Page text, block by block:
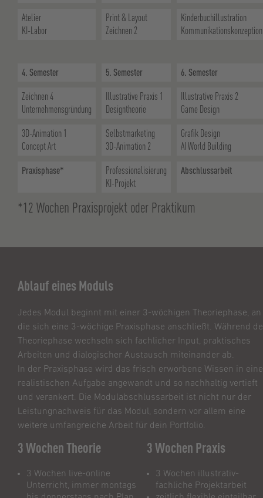
Atelier
KI-Labor
Print & Layout
Zeichnen 2
Kinderbuchillustration
Kommunikationskonzeption
4. Semester 5. Semester
6. Semester
Zeichnen 4
Unternehmensgründung
Illustrative Praxis 1
Designtheorie
Illustrative Praxis 2
Game Design
3D-Animation 1
Concept Art
Selbstmarketing
3D-Animation 2
Grafik Design
AI World Building
Praxisphase*
Professionalisierung
KI-Projekt
Abschlussarbeit
*12 Wochen Praxisprojekt oder Praktikum
Ablauf eines Moduls
Jedes Modul beginnt mit einer 3-wöchigen Theoriephase, an
die sich eine 3-wöchige Praxisphase anschließt. Während
Theoriephase wechseln sich fachlicher Input, praktisches
Arbeiten und dialogischer Austausch miteinander ab.
In der Praxisphase wird das frisch erworbene Wissen in
realistischen Aufgabe angewandt und so nachhaltig vertieft
und verankert. Die Modulabschlussarbeit ist nicht nur der
Leistungnachweis für das Modul, sondern vor allem eine
weitere umfangreiche Arbeit für dein Portfolio.
3 Wochen Theorie
3 Wochen live-online
Unterricht, immer montags
3 Wochen Praxis
3 Wochen illustrativ-
fachliche Projektarbeit